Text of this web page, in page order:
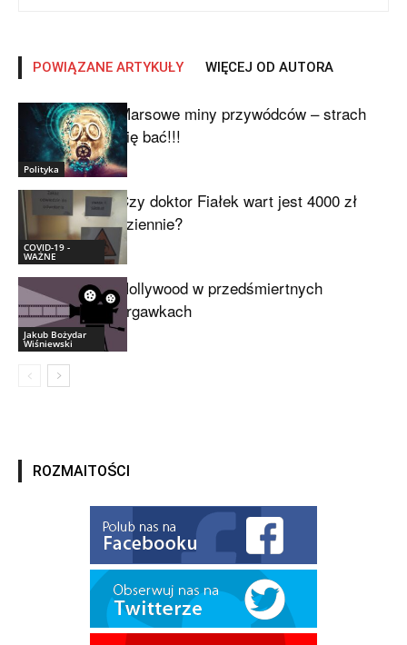
POWIĄZANE ARTYKUŁY WIĘCEJ OD AUTORA
Polityka
Marsowe miny przywódców – strach
się bać!!!
COVID-19 -
WAŻNE
Czy doktor Fiałek wart jest 4000 zł
dziennie?
Jakub Bożydar
Wiśniewski
Hollywood w przedśmiertnych
drgawkach
ROZMAITOŚCI